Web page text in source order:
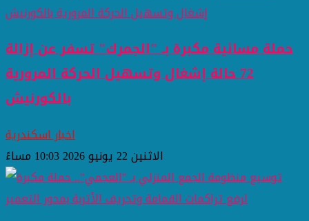
حملة مسائية مكبرة بـ "الجمرك" تسفر عن إزالة
72 حالة إشغال وتسهيل الحركة المرورية
بالكورنيش
اخبار اسكندرية
الاثنين 22 يونيو 2026 10:03 مساءً